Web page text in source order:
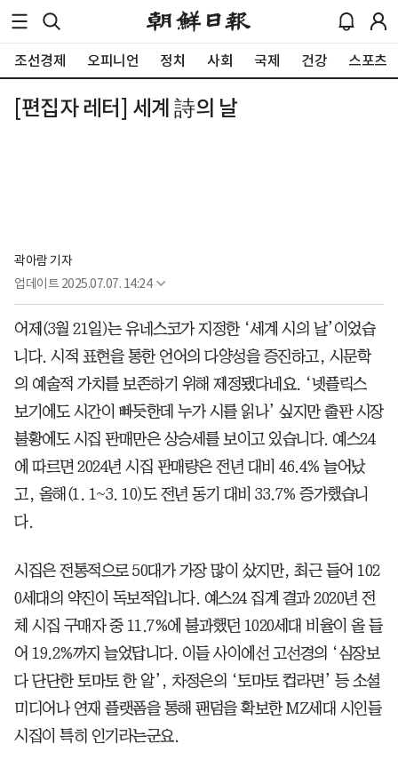
조선경제 오피니언 정치 사회 국제 건강 스포츠
[편집자 레터] 세계 詩의 날
곽아람 기자
업데이트 2025.07.07. 14:24
어제(3월 21일)는 유네스코가 지정한 ‘세계 시의 날’이었습
니다. 시적 표현을 통한 언어의 다양성을 증진하고, 시문학
의 예술적 가치를 보존하기 위해 제정됐다네요. ‘넷플릭스
보기에도 시간이 빠듯한데 누가 시를 읽나’ 싶지만 출판 시장
불황에도 시집 판매만은 상승세를 보이고 있습니다. 예스24
에 따르면 2024년 시집 판매량은 전년 대비 46.4% 늘어났
고, 올해(1. 1~3. 10)도 전년 동기 대비 33.7% 증가했습니
다.
시집은 전통적으로 50대가 가장 많이 샀지만, 최근 들어 102
0세대의 약진이 독보적입니다. 예스24 집계 결과 2020년 전
체 시집 구매자 중 11.7%에 불과했던 1020세대 비율이 올 들
어 19.2%까지 늘었답니다. 이들 사이에선 고선경의 ‘심장보
다 단단한 토마토 한 알’, 차정은의 ‘토마토 컵라면’ 등 소셜
미디어나 연재 플랫폼을 통해 팬덤을 확보한 MZ세대 시인들
시집이 특히 인기라는군요.